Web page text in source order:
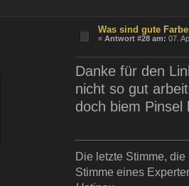
Was sind gute
«Antwort #28 am: 07.
Danke für den
nicht so gut
doch biem Pinsel
Die letzte Stimme,
Stimme eines